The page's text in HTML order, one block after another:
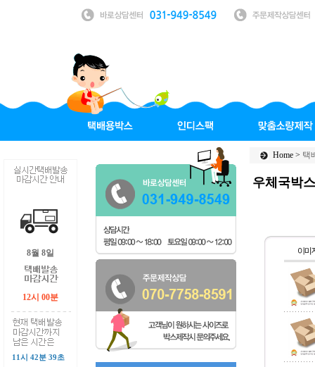
8월 8일
12시 00분
11시 42분 38초
Home > 택
우체국박스